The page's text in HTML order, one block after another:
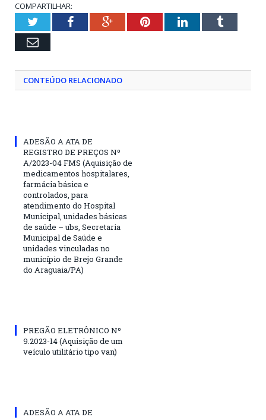
COMPARTILHAR:
TwitterFacebookGoogle+PinterestLinkedInTumblr
Email
CONTEÚDO RELACIONADO
ADESÃO A ATA DE
REGISTRO DE PREÇOS Nº
A/2023-04 FMS (Aquisição de
medicamentos hospitalares,
farmácia básica e
controlados, para
atendimento do Hospital
Municipal, unidades básicas
de saúde – ubs, Secretaria
Municipal de Saúde e
unidades vinculadas no
município de Brejo Grande
do Araguaia/PA)
PREGÃO ELETRÔNICO Nº
9.2023-14 (Aquisição de um
veículo utilitário tipo van)
ADESÃO A ATA DE